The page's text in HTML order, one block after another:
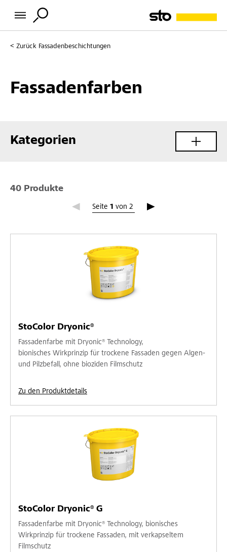
Zurück Fassadenbeschichtungen
Fassadenfarben
Kategorien
40 Produkte
Seite 1 von 2
Seite 1
StoColor Dryonic®
Fassadenfarbe mit Dryonic® Technology,
bionisches Wirkprinzip für trockene Fassaden gegen Algen-
und Pilzbefall, ohne bioziden Filmschutz
Zu den Produktdetails
StoColor Dryonic® G
Fassadenfarbe mit Dryonic® Technology, bionisches
Wirkprinzip für trockene Fassaden, mit verkapseltem
Filmschutz